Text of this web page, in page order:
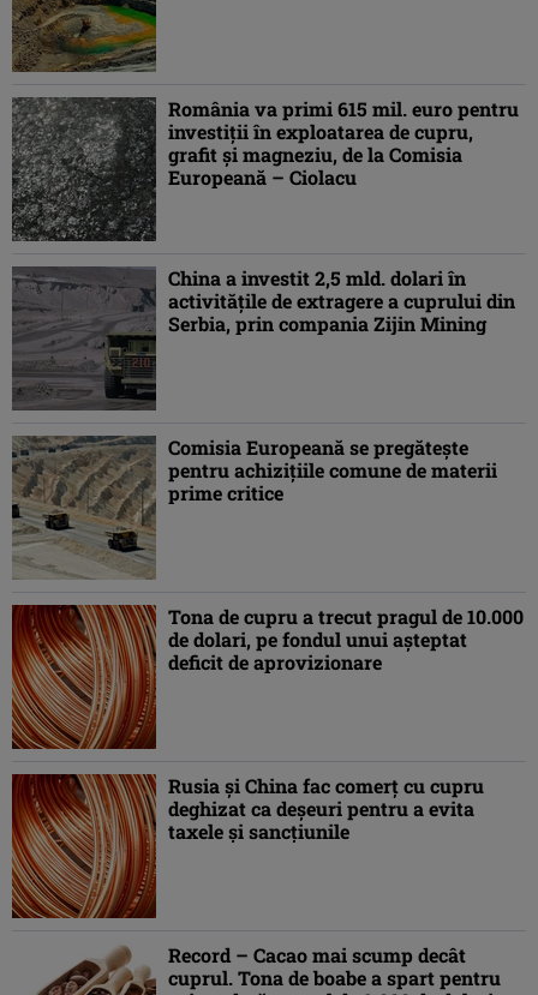
România va primi 615 mil. euro pentru
investiţii în exploatarea de cupru,
grafit şi magneziu, de la Comisia
Europeană – Ciolacu
China a investit 2,5 mld. dolari în
activităţile de extragere a cuprului din
Serbia, prin compania Zijin Mining
Comisia Europeană se pregăteşte
pentru achiziţiile comune de materii
prime critice
Tona de cupru a trecut pragul de 10.000
de dolari, pe fondul unui aşteptat
deficit de aprovizionare
Rusia şi China fac comerţ cu cupru
deghizat ca deşeuri pentru a evita
taxele şi sancţiunile
Record – Cacao mai scump decât
cuprul. Tona de boabe a spart pentru